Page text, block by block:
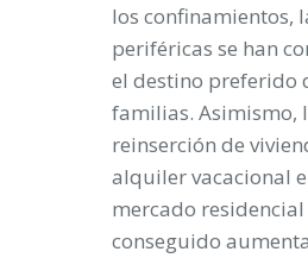
los confinamientos,
periféricas se han
el destino preferido
familias. Asimismo,
reinserción de
alquiler vacacional
mercado
conseguido